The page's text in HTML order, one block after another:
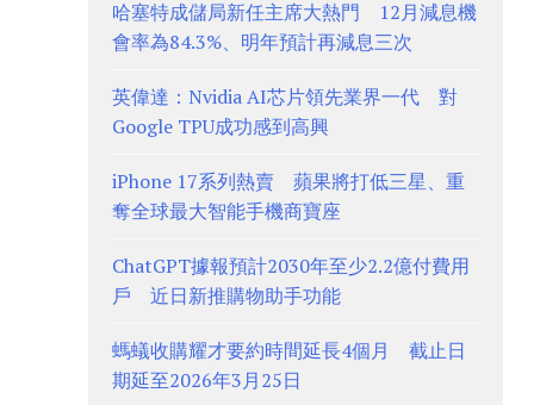
哈塞特成儲局新任主席大熱門 12月減息機
會率為84.3%、明年預計再減息三次
英偉達：Nvidia AI芯片領先業界一代 對
Google TPU成功感到高興
iPhone 17系列熱賣 蘋果將打低三星、重
奪全球最大智能手機商寶座
ChatGPT據報預計2030年至少2.2億付費用
戶 近日新推購物助手功能
螞蟻收購耀才要約時間延長4個月 截止日
期延至2026年3月25日